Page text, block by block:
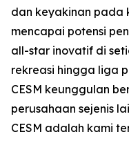
dan keyakinan pada
mencapai potensi
all-star inovatif di
rekreasi hingga liga
CESM keunggulan
perusahaan sejenis
CESM adalah kami